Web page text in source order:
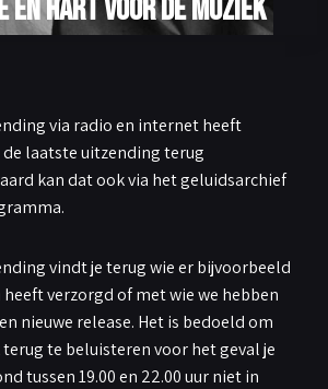
en hart voor de muziek
via radio en internet heeft
laatste uitzending terug
kan dat ook via het geluidsarchief
vindt je terug wie er bijvoorbeeld
verzorgd of met wie we hebben
nieuwe release. Het is bedoeld om
te beluisteren voor het geval je
tussen 19.00 en 22.00 uur niet in